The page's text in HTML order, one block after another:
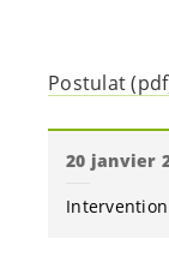
Postulat
20 janvier